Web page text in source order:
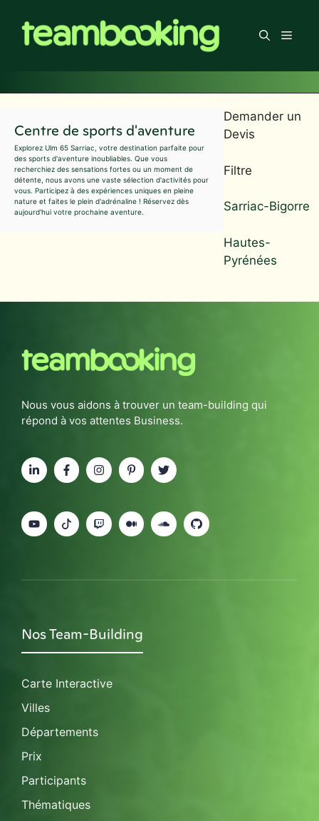
contenu
Menu
Centre de sports d'aventure
Explorez Ulm 65 Sarriac, votre destination parfaite pour
des sports d'aventure inoubliables. Que vous
recherchiez des sensations fortes ou un moment de
détente, nous avons une vaste sélection d'activités pour
vous. Participez à des expériences uniques en pleine
nature et faites le plein d'adrénaline ! Réservez dès
aujourd'hui votre prochaine aventure.
Demander un
Devis
Filtre
Sarriac-Bigorre
Hautes-
Pyrénées
Nous vous aidons à trouver un team-building qui
répond à vos attentes Business.
Nos Team-Building
Carte Interactive
Villes
Départements
Prix
Participants
Thématiques